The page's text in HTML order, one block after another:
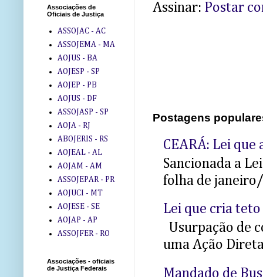
Assinar: Postar
Postagens
CEARÁ: Lei
Sancionada a
folha de
Lei que cria
Usurpação de
uma Ação
Mandado de
Associações de
Oficiais de Justiça
ASSOJAC - AC
ASSOJEMA - MA
AOJUS - BA
AOJESP - SP
AOJEP - PB
AOJUS - DF
ASSOJASP - SP
AOJA - RJ
ABOJERIS - RS
AOJEAL - AL
AOJAM - AM
ASSOJEPAR - PR
AOJUCI - MT
AOJESE - SE
AOJAP - AP
ASSOJFER - RO
Associações - oficiais
de Justiça Federais